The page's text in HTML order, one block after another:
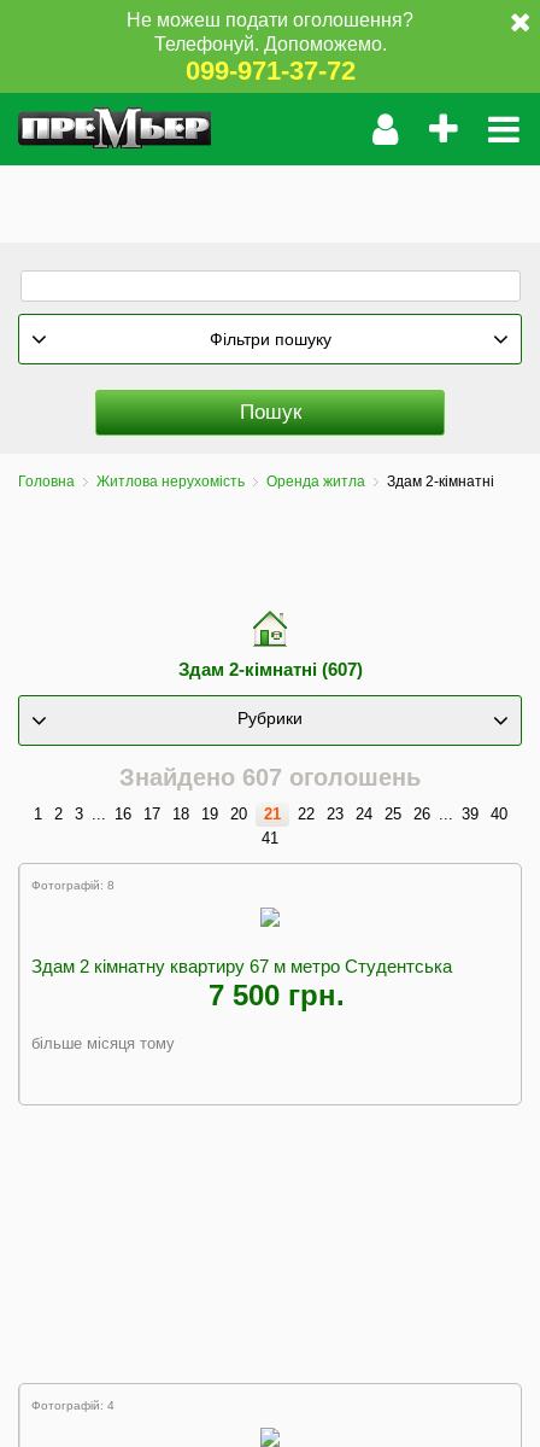
Не можеш подати оголошення?
Телефонуй. Допоможемо.
099-971-37-72
Фільтри пошуку
Головна Житлова нерухомість Оренда житла Здам 2-кімнатні
Здам 2-кімнатні (607)
Рубрики
Знайдено 607 оголошень
1 2 3 ... 16 17 18 19 20 21 22 23 24 25 26 ... 39
40
41
Фотографій: 8
Здам 2 кімнатну квартиру 67 м метро Студентська
7 500 грн.
більше місяця тому
Фотографій: 4